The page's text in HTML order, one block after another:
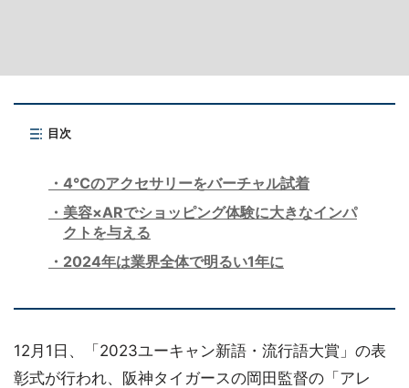
目次
4℃のアクセサリーをバーチャル試着
美容×ARでショッピング体験に大きなインパ
クトを与える
2024年は業界全体で明るい1年に
12月1日、「2023ユーキャン新語・流行語大賞」の表
彰式が行われ、阪神タイガースの岡田監督の「アレ